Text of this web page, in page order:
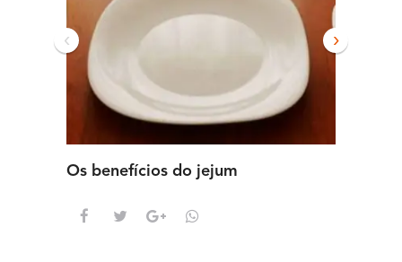
Os benefícios do jejum
‹ ›